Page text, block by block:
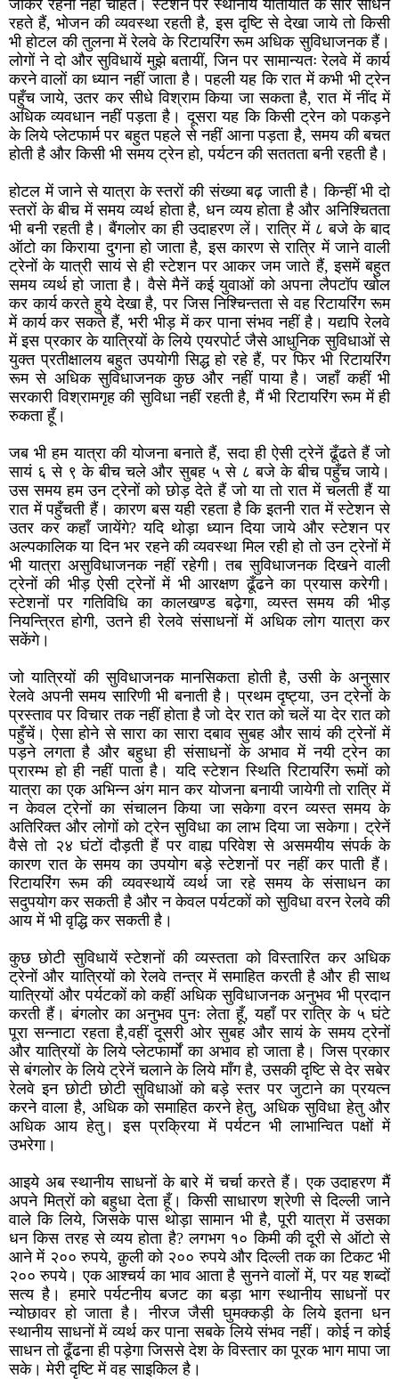
जाकर रहना नहीं चाहते। स्टेशन पर स्थानीय यातायात के सारे साधन
रहते हैं, भोजन की व्यवस्था रहती है, इस दृष्टि से देखा जाये तो किसी
भी होटल की तुलना में रेलवे के रिटायरिंग रूम अधिक सुविधाजनक हैं।
लोगों ने दो और सुविधायें मुझे बतायीं, जिन पर सामान्यतः रेलवे में कार्य
करने वालों का ध्यान नहीं जाता है। पहली यह कि रात में कभी भी ट्रेन
पहुँच जाये, उतर कर सीधे विश्राम किया जा सकता है, रात में नींद में
अधिक व्यवधान नहीं पड़ता है। दूसरा यह कि किसी ट्रेन को पकड़ने
के लिये प्लेटफार्म पर बहुत पहले से नहीं आना पड़ता है, समय की बचत
होती है और किसी भी समय ट्रेन हो, पर्यटन की सततता बनी रहती है।
होटल में जाने से यात्रा के स्तरों की संख्या बढ़ जाती है। किन्हीं भी दो
स्तरों के बीच में समय व्यर्थ होता है, धन व्यय होता है और अनिश्चितता
भी बनी रहती है। बैंगलोर का ही उदाहरण लें। रात्रि में ८ बजे के बाद
ऑटो का किराया दुगना हो जाता है, इस कारण से रात्रि में जाने वाली
ट्रेनों के यात्री सायं से ही स्टेशन पर आकर जम जाते हैं, इसमें बहुत
समय व्यर्थ हो जाता है। वैसे मैनें कई युवाओं को अपना लैपटॉप खोल
कर कार्य करते हुये देखा है, पर जिस निश्चिन्तता से वह रिटायरिंग रूम
में कार्य कर सकते हैं, भरी भीड़ में कर पाना संभव नहीं है। यद्यपि रेलवे
में इस प्रकार के यात्रियों के लिये एयरपोर्ट जैसे आधुनिक सुविधाओं से
युक्त प्रतीक्षालय बहुत उपयोगी सिद्ध हो रहे हैं, पर फिर भी रिटायरिंग
रूम से अधिक सुविधाजनक कुछ और नहीं पाया है। जहाँ कहीं भी
सरकारी विश्रामगृह की सुविधा नहीं रहती है, मैं भी रिटायरिंग रूम में ही
रुकता हूँ।
जब भी हम यात्रा की योजना बनाते हैं, सदा ही ऐसी ट्रेनें ढूँढते हैं जो
सायं ६ से ९ के बीच चले और सुबह ५ से ८ बजे के बीच पहुँच जाये।
उस समय हम उन ट्रेनों को छोड़ देते हैं जो या तो रात में चलती हैं या
रात में पहुँचती हैं। कारण बस यही रहता है कि इतनी रात में स्टेशन से
उतर कर कहाँ जायेंगे? यदि थोड़ा ध्यान दिया जाये और स्टेशन पर
अल्पकालिक या दिन भर रहने की व्यवस्था मिल रही हो तो उन ट्रेनों में
भी यात्रा असुविधाजनक नहीं रहेगी। तब सुविधाजनक दिखने वाली
ट्रेनों की भीड़ ऐसी ट्रेनों में भी आरक्षण ढूँढने का प्रयास करेगी।
स्टेशनों पर गतिविधि का कालखण्ड बढ़ेगा, व्यस्त समय की भीड़
नियन्त्रित होगी, उतने ही रेलवे संसाधनों में अधिक लोग यात्रा कर
सकेंगे।
जो यात्रियों की सुविधाजनक मानसिकता होती है, उसी के अनुसार
रेलवे अपनी समय सारिणी भी बनाती है। प्रथम दृष्ट्या, उन ट्रेनों के
प्रस्ताव पर विचार तक नहीं होता है जो देर रात को चलें या देर रात को
पहुँचें। ऐसा होने से सारा का सारा दबाव सुबह और सायं की ट्रेनों में
पड़ने लगता है और बहुधा ही संसाधनों के अभाव में नयी ट्रेन का
प्रारम्भ हो ही नहीं पाता है। यदि स्टेशन स्थिति रिटायरिंग रूमों को
यात्रा का एक अभिन्न अंग मान कर योजना बनायी जायेगी तो रात्रि में
न केवल ट्रेनों का संचालन किया जा सकेगा वरन व्यस्त समय के
अतिरिक्त और लोगों को ट्रेन सुविधा का लाभ दिया जा सकेगा। ट्रेनें
वैसे तो २४ घंटों दौड़ती हैं पर वाह्य परिवेश से असमयीय संपर्क के
कारण रात के समय का उपयोग बड़े स्टेशनों पर नहीं कर पाती हैं।
रिटायरिंग रूम की व्यवस्थायें व्यर्थ जा रहे समय के संसाधन का
सदुपयोग कर सकती है और न केवल पर्यटकों को सुविधा वरन रेलवे की
आय में भी वृद्धि कर सकती है।
कुछ छोटी सुविधायें स्टेशनों की व्यस्तता को विस्तारित कर अधिक
ट्रेनों और यात्रियों को रेलवे तन्त्र में समाहित करती है और ही साथ
यात्रियों और पर्यटकों को कहीं अधिक सुविधाजनक अनुभव भी प्रदान
करती हैं। बंगलोर का अनुभव पुनः लेता हूँ, यहाँ पर रात्रि के ५ घंटे
पूरा सन्नाटा रहता है,वहीं दूसरी ओर सुबह और सायं के समय ट्रेनों
और यात्रियों के लिये प्लेटफार्मों का अभाव हो जाता है। जिस प्रकार
से बंगलोर के लिये ट्रेनें चलाने के लिये माँग है, उसकी दृष्टि से देर सबेर
रेलवे इन छोटी छोटी सुविधाओं को बड़े स्तर पर जुटाने का प्रयत्न
करने वाला है, अधिक को समाहित करने हेतु, अधिक सुविधा हेतु और
अधिक आय हेतु। इस प्रक्रिया में पर्यटन भी लाभान्वित पक्षों में
उभरेगा।
आइये अब स्थानीय साधनों के बारे में चर्चा करते हैं। एक उदाहरण मैं
अपने मित्रों को बहुधा देता हूँ। किसी साधारण श्रेणी से दिल्ली जाने
वाले कि लिये, जिसके पास थोड़ा सामान भी है, पूरी यात्रा में उसका
धन किस तरह से व्यय होता है? लगभग १० किमी की दूरी से ऑटो से
आने में २०० रुपये, क़ुली को २०० रुपये और दिल्ली तक का टिकट भी
२०० रुपये। एक आश्चर्य का भाव आता है सुनने वालों में, पर यह शब्दों
सत्य है। हमारे पर्यटनीय बजट का बड़ा भाग स्थानीय साधनों पर
न्योछावर हो जाता है। नीरज जैसी घुमक्कड़ी के लिये इतना धन
स्थानीय साधनों में व्यर्थ कर पाना सबके लिये संभव नहीं। कोई न कोई
साधन तो ढूँढना ही पड़ेगा जिससे देश के विस्तार का पूरक भाग मापा जा
सके। मेरी दृष्टि में वह साइकिल है।